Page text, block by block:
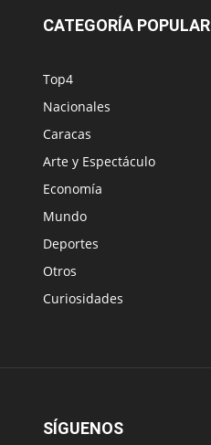
CATEGORÍA POPULAR
Top4
Nacionales
Caracas
Arte y Espectáculo
Economía
Mundo
Deportes
Otros
Curiosidades
SÍGUENOS